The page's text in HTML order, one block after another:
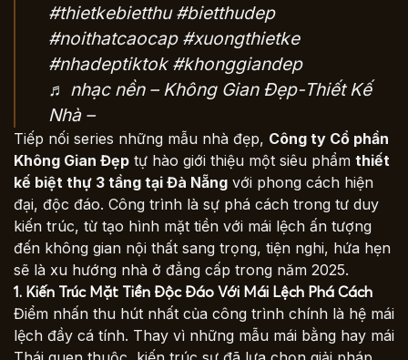
#thietkebietthu #bietthudep
#noithatcaocap #xuongthietke
#nhadeptiktok #khonggiandep
♬ nhạc nền – Không Gian Đẹp-Thiết Kế
Nhà –
Tiếp nối series những mẫu nhà đẹp, Công ty Cổ phần
Không Gian Đẹp tự hào giới thiệu một siêu phẩm thiết
kế biệt thự 3 tầng tại Đà Nẵng với phong cách hiện
đại, độc đáo. Công trình là sự phá cách trong tư duy
kiến trúc, từ tạo hình mặt tiền với mái lệch ấn tượng
đến không gian nội thất sang trọng, tiện nghi, hứa hẹn
sẽ là xu hướng nhà ở đẳng cấp trong năm 2025.
1. Kiến Trúc Mặt Tiền Độc Đáo Với Mái Lệch Phá Cách
Điểm nhấn thu hút nhất của công trình chính là hệ mái
lệch đầy cá tính. Thay vì những mẫu mái bằng hay mái